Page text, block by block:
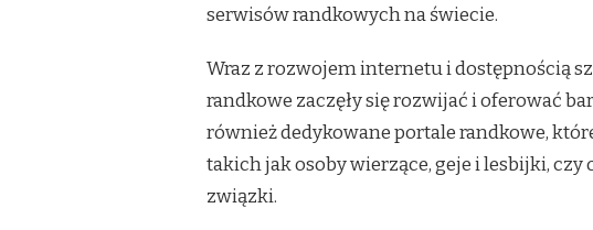
serwisów randkowych na świecie.
Wraz z rozwojem internetu i dostępnością
randkowe zaczęły się rozwijać i oferować
również dedykowane portale randkowe,
takich jak osoby wierzące, geje i lesbijki,
związki.